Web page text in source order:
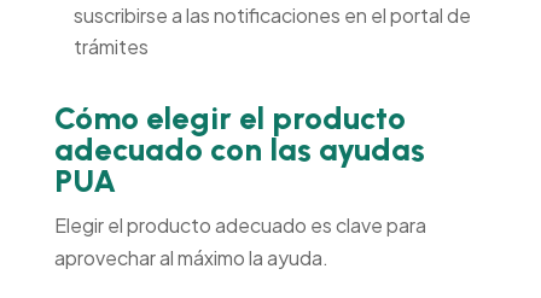
suscribirse a las notificaciones en el portal de
trámites
Cómo elegir el producto
adecuado con las ayudas
PUA
Elegir el producto adecuado es clave para
aprovechar al máximo la ayuda.